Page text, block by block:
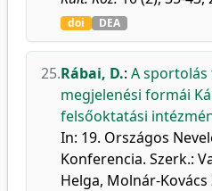
doi DEA
25.Rábai, D.: A
megjelenési formái
felsőoktatási
In: 19. Országos
Konferencia. Szerk.:
Helga, Molnár-Kovács